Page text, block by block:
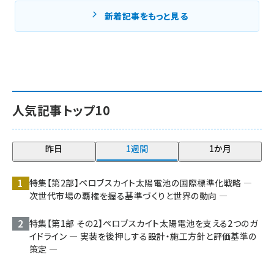
人気記事トップ10
昨日 1週間 1か月
特集【第2部】ペロブスカイト太陽電池の国際標準化戦略 ―
次世代市場の覇権を握る基準づくりと世界の動向 ―
特集【第1部 その2】ペロブスカイト太陽電池を支える2つのガ
イドライン ― 実装を後押しする設計・施工方針と評価基準の
策定 ―
新着記事をもっと見る